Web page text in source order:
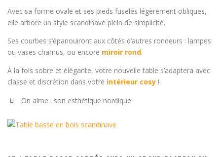
Avec sa forme ovale et ses pieds fuselés légèrement obliques,
elle arbore un style scandinave plein de simplicité.
Ses courbes s’épanouiront aux côtés d’autres rondeurs : lampes
ou vases charnus, ou encore miroir rond.
À la fois sobre et élégante, votre nouvelle table s’adaptera avec
classe et discrétion dans votre intérieur cosy !
On aime : son esthétique nordique